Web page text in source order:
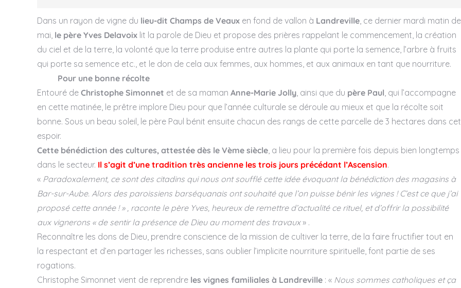
Dans un rayon de vigne du lieu-dit Champs de Veaux en fond de vallon à Landreville , ce dernier mardi matin de
mai, le père Yves Delavoix lit la parole de Dieu et propose des prières rappelant le commencement, la création
du ciel et de la terre, la volonté que la terre produise entre autres la plante qui porte la semence, l’arbre à fruits
qui porte sa semence etc., et le don de cela aux femmes, aux hommes, et aux animaux en tant que nourriture.
Pour une bonne récolte
Entouré de Christophe Simonnet et de sa maman Anne-Marie Jolly , ainsi que du père Paul , qui l’accompagne
en cette matinée, le prêtre implore Dieu pour que l’année culturale se déroule au mieux et que la récolte soit
bonne. Sous un beau soleil, le père Paul bénit ensuite chacun des rangs de cette parcelle de 3 hectares dans cet
espoir.
Cette bénédiction des cultures, attestée dès le Vème siècle , a lieu pour la première fois depuis bien longtemps
dans le secteur. Il s’agit d’une tradition très ancienne les trois jours précédant l’Ascension.
« Paradoxalement, ce sont des citadins qui nous ont soufflé cette idée évoquant la bénédiction des magasins à
Bar-sur-Aube. Alors des paroissiens barséquanais ont souhaité que l’on puisse bénir les vignes ! C’est ce que j’ai
proposé cette année ! » , raconte le père Yves, heureux de remettre d’actualité ce rituel, et d’offrir la possibilité
aux vignerons « de sentir la présence de Dieu au moment des travaux» .
Reconnaître les dons de Dieu, prendre conscience de la mission de cultiver la terre, de la faire fructifier tout en
la respectant et d’en partager les richesses, sans oublier l’implicite nourriture spirituelle, font partie de ses
rogations.
Christophe Simonnet vient de reprendre les vignes familiales à Landreville : « Nous sommes catholiques et ça
23 octobre 2026
Champagne Day
Dans le monde entier !
2027
Route du
Champagne
Vallée de la Sarce